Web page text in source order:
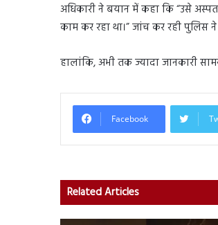
अधिकारी ने बयान में कहा कि “उसे
काम कर रहा था।” जांच कर रही
हालांकि, अभी तक ज्यादा जानकारी
Facebook
Related Articles